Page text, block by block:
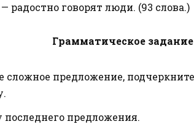
радостно говорят люди. (93 слова.)
Грамматическое задание
сложное предложение,
последнего предложения.